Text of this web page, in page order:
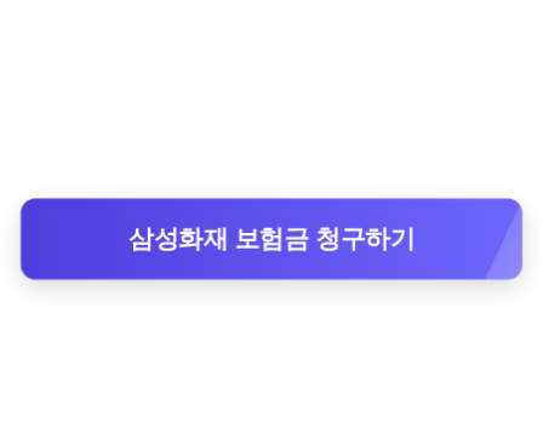
삼성화재 보험금 청구하기